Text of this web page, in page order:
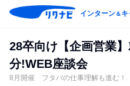
インターン＆キ
28卒向け【企画営業
分!WEB座談会
8月開催 フタバの仕事理解も進む！